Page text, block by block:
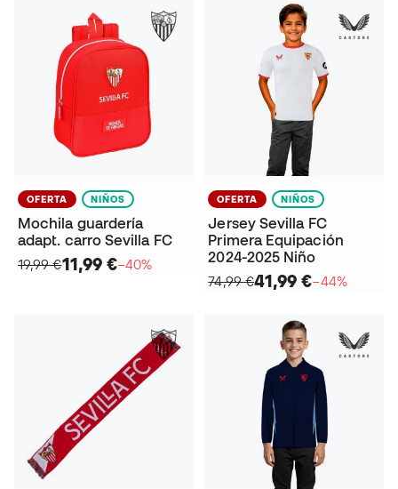
OFERTA NIÑOS
Mochila guardería
adapt. carro Sevilla FC
19,99 €11,99 €−40%
OFERTA NIÑOS
Jersey Sevilla FC
Primera Equipación
2024-2025 Niño
74,99 €41,99 €−44%